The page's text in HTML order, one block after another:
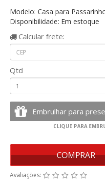
Modelo: Casa para
Disponibilidade: Em estoque
Calcular frete:
Qtd
COMPRAR
Avaliações: